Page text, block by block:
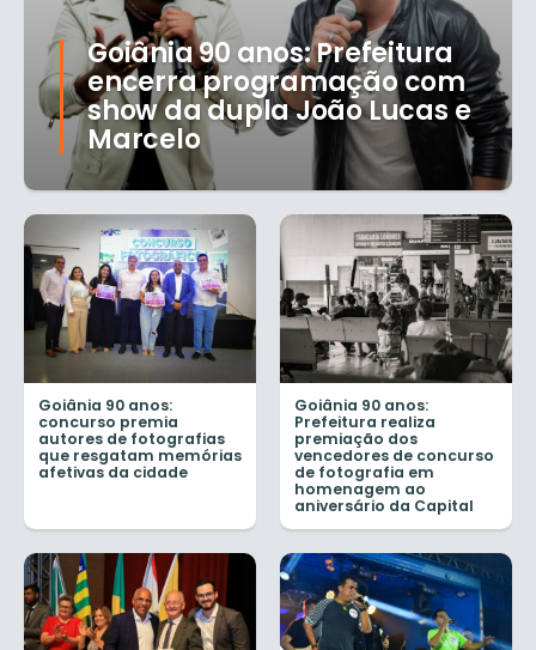
Goiânia 90 anos: Prefeitura
encerra programação com
show da dupla João Lucas e
Marcelo
Goiânia 90 anos:
concurso premia
autores de fotografias
que resgatam memórias
afetivas da cidade
Goiânia 90 anos:
Prefeitura realiza
premiação dos
vencedores de concurso
de fotografia em
homenagem ao
aniversário da Capital